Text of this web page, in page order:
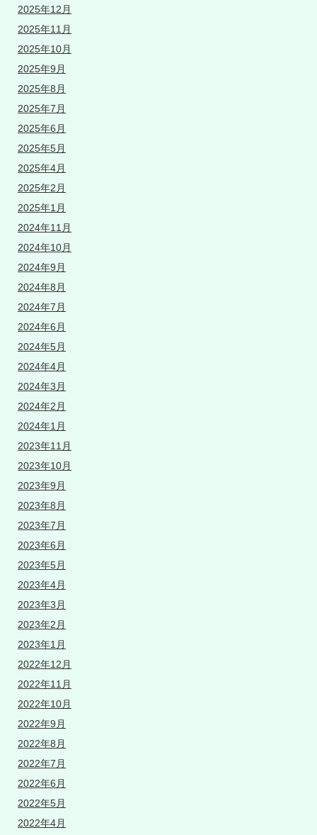
2025年12月
2025年11月
2025年10月
2025年9月
2025年8月
2025年7月
2025年6月
2025年5月
2025年4月
2025年2月
2025年1月
2024年11月
2024年10月
2024年9月
2024年8月
2024年7月
2024年6月
2024年5月
2024年4月
2024年3月
2024年2月
2024年1月
2023年11月
2023年10月
2023年9月
2023年8月
2023年7月
2023年6月
2023年5月
2023年4月
2023年3月
2023年2月
2023年1月
2022年12月
2022年11月
2022年10月
2022年9月
2022年8月
2022年7月
2022年6月
2022年5月
2022年4月